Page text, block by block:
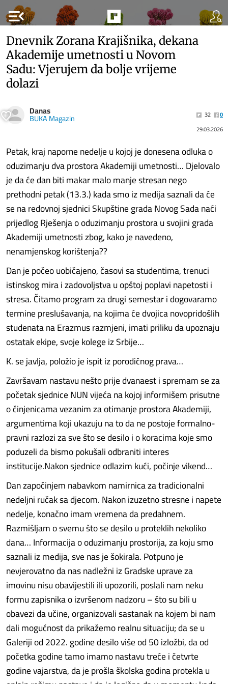
menu_open
Dnevnik Zorana Krajišnika, dekana
Akademije umetnosti u Novom
Sadu: Vjerujem da bolje vrijeme
dolazi
Danas
BUKA Magazin 32
0
29.03.2026
Petak, kraj naporne nedelje u kojoj je donesena odluka o
oduzimanju dva prostora Akademiji umetnosti… Djelovalo
je da će dan biti makar malo manje stresan nego
prethodni petak (13.3.) kada smo iz medija saznali da će
se na redovnoj sjednici Skupštine grada Novog Sada naći
prijedlog Rješenja o oduzimanju prostora u svojini grada
Akademiji umetnosti zbog, kako je navedeno,
nenamjenskog korištenja??
Dan je počeo uobičajeno, časovi sa studentima, trenuci
istinskog mira i zadovoljstva u opštoj poplavi napetosti i
stresa. Čitamo program za drugi semestar i dogovaramo
termine preslušavanja, na kojima će dvojica novopridošlih
studenata na Erazmus razmjeni, imati priliku da upoznaju
ostatak ekipe, svoje kolege iz Srbije…
K. se javlja, položio je ispit iz porodičnog prava…
Završavam nastavu nešto prije dvanaest i spremam se za
početak sjednice NUN vijeća na kojoj informišem prisutne
o činjenicama vezanim za otimanje prostora Akademiji,
argumentima koji ukazuju na to da ne postoje formalno-
pravni razlozi za sve što se desilo i o koracima koje smo
poduzeli da bismo pokušali odbraniti interes
institucije.Nakon sjednice odlazim kući, počinje vikend…
Dan započinjem nabavkom namirnica za tradicionalni
nedeljni ručak sa djecom. Nakon izuzetno stresne i napete
nedelje, konačno imam vremena da predahnem.
Razmišljam o svemu što se desilo u proteklih nekoliko
dana… Informacija o oduzimanju prostorija, za koju smo
saznali iz medija, sve nas je šokirala. Potpuno je
nevjerovatno da nas nadležni iz Gradske uprave za
imovinu nisu obavijestili ili upozorili, poslali nam neku
formu zapisnika o izvršenom nadzoru – što su bili u
obavezi da učine, organizovali sastanak na kojem bi nam
dali mogućnost da prikažemo realnu situaciju; da se u
Galeriji od 2022. godine desilo više od 50 izložbi, da od
početka godine tamo imamo nastavu treće i četvrte
godine vajarstva, da je prošla školska godina protekla u